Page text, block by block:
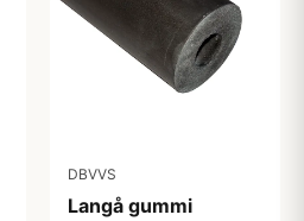
DBVVS
Langå gummi